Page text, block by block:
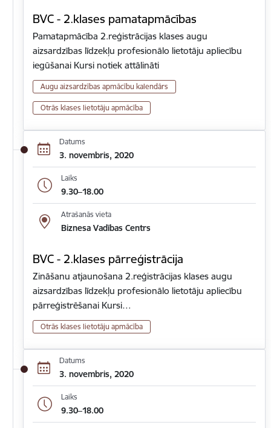
BVC - 2.klases pamatapmācības
Pamatapmācība 2.reģistrācijas klases augu
aizsardzības līdzekļu profesionālo lietotāju apliecību
iegūšanai Kursi notiek attālināti
Augu aizsardzības apmācību kalendārs
Otrās klases lietotāju apmācība
Datums
3. novembris, 2020
Laiks
9.30–18.00
Atrašanās vieta
Biznesa Vadības Centrs
BVC - 2.klases pārreģistrācija
Zināšanu atjaunošana 2.reģistrācijas klases augu
aizsardzības līdzekļu profesionālo lietotāju apliecību
pārreģistrēšanai Kursi…
Otrās klases lietotāju apmācība
Datums
3. novembris, 2020
Laiks
9.30–18.00